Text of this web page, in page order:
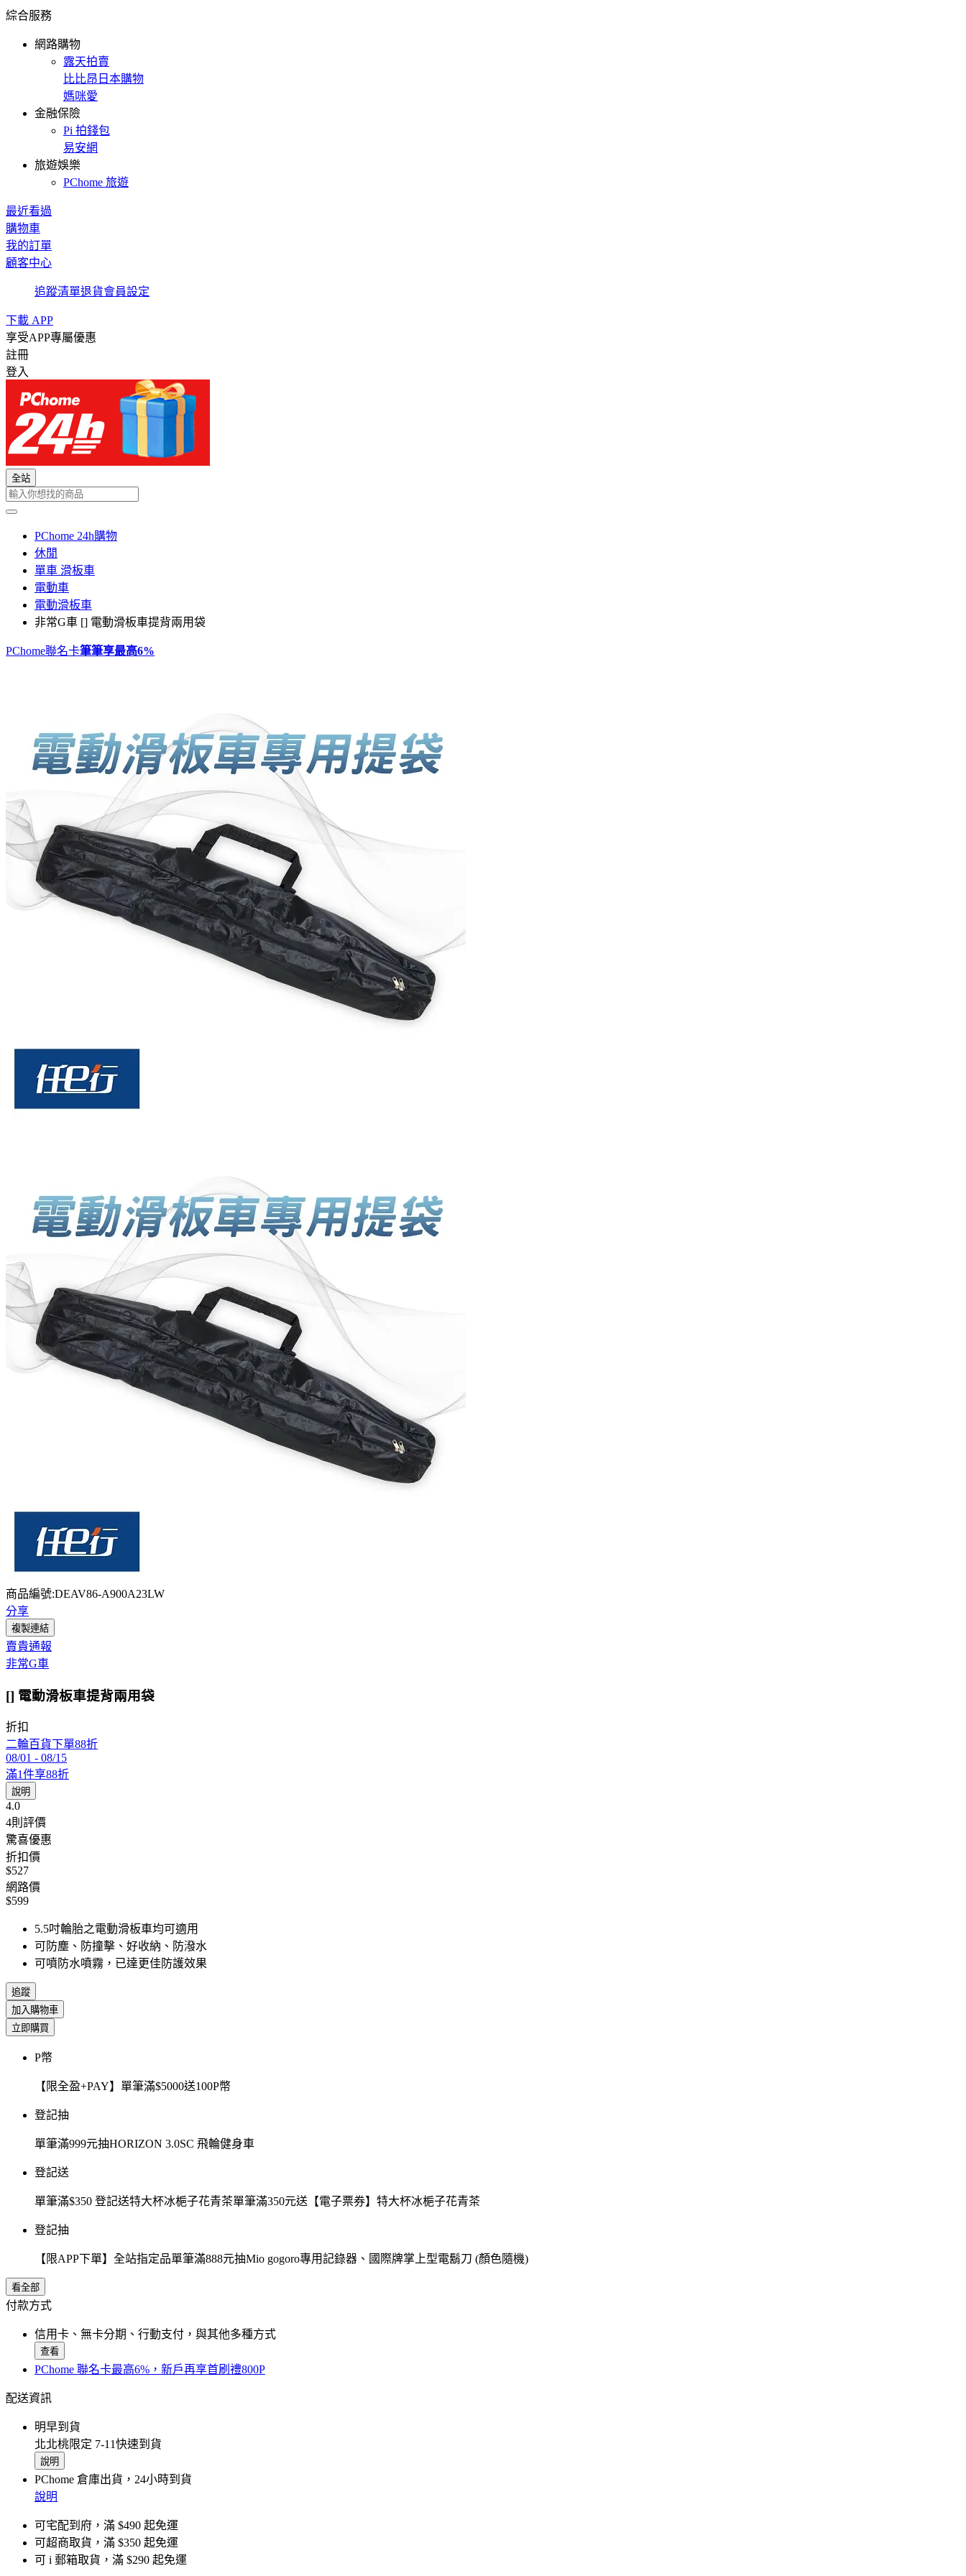
綜合服務
網路購物
露天拍賣
比比昂日本購物
媽咪愛
金融保險
Pi 拍錢包
易安網
旅遊娛樂
PChome 旅遊
最近看過
購物車
我的訂單
顧客中心
追蹤清單退貨會員設定
下載 APP
享受APP專屬優惠
註冊
登入
全站
PChome 24h購物
休閒
單車 滑板車
電動車
電動滑板車
非常G車 [] 電動滑板車提背兩用袋
PChome聯名卡筆筆享最高6%
商品編號:DEAV86-A900A23LW
分享
複製連結
賣貴通報
非常G車
[] 電動滑板車提背兩用袋
折扣
二輪百貨下單88折
08/01 - 08/15
滿1件享88折
說明
4.0
4則評價
驚喜優惠
折扣價
$527
網路價
$599
5.5吋輪胎之電動滑板車均可適用
可防塵、防撞擊、好收納、防潑水
可噴防水噴霧，已達更佳防護效果
追蹤
加入購物車
立即購買
P幣
【限全盈+PAY】單筆滿$5000送100P幣
登記抽
單筆滿999元抽HORIZON 3.0SC 飛輪健身車
登記送
單筆滿$350 登記送特大杯冰梔子花青茶單筆滿350元送【電子票券】特大杯冰梔子花青茶
登記抽
【限APP下單】全站指定品單筆滿888元抽Mio gogoro專用記錄器、國際牌掌上型電鬍刀 (顏色隨機)
看全部
付款方式
信用卡、無卡分期、行動支付，與其他多種方式
查看
PChome 聯名卡最高6%，新戶再享首刷禮800P
配送資訊
明早到貨
北北桃限定 7-11快速到貨
說明
PChome 倉庫出貨，24小時到貨
說明
可宅配到府，滿 $490 起免運
可超商取貨，滿 $350 起免運
可 i 郵箱取貨，滿 $290 起免運